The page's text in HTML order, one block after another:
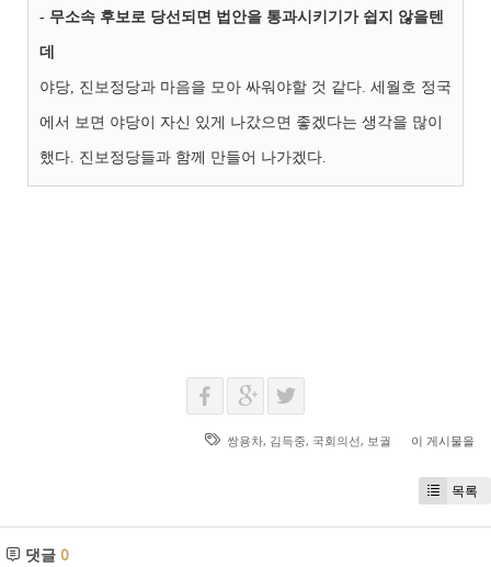
- 무소속 후보로 당선되면 법안을 통과시키기가 쉽지 않을텐
데
야당, 진보정당과 마음을 모아 싸워야할 것 같다. 세월호 정국
에서 보면 야당이 자신 있게 나갔으면 좋겠다는 생각을 많이
했다. 진보정당들과 함께 만들어 나가겠다.
쌍용차, 김득중, 국회의선, 보궐 이 게시물을
목록
댓글 0